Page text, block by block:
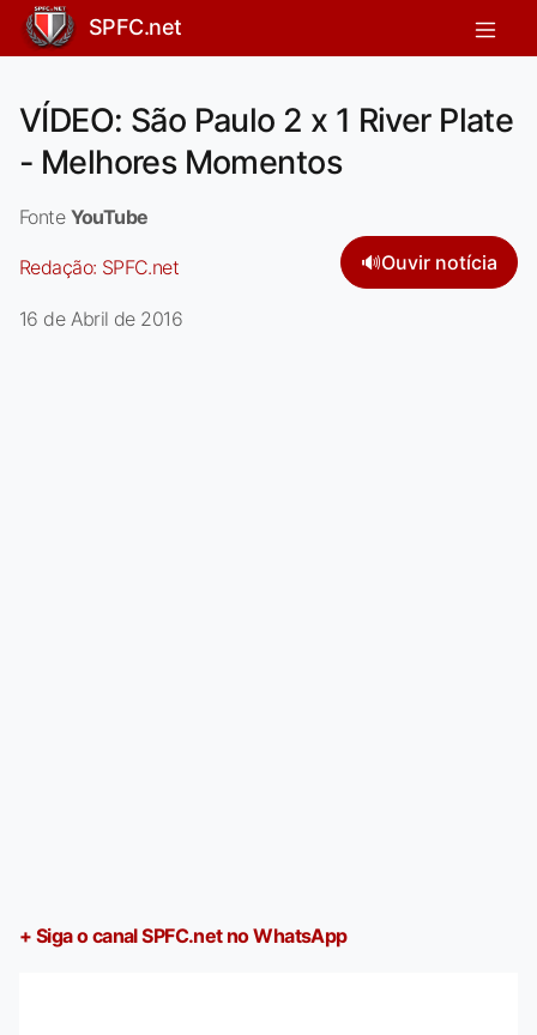
SPFC.net
VÍDEO: São Paulo 2 x 1 River Plate
- Melhores Momentos
Fonte YouTube
Redação: SPFC.net 🔊Ouvir notícia
16 de Abril de 2016
+ Siga o canal SPFC.net no WhatsApp